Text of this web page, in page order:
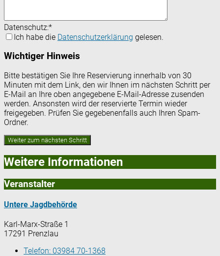
Datenschutz:*
Ich habe die Datenschutzerklärung gelesen.
Wichtiger Hinweis
Bitte bestätigen Sie Ihre Reservierung innerhalb von 30
Minuten mit dem Link, den wir Ihnen im nächsten Schritt per
E-Mail an Ihre oben angegebene E-Mail-Adresse zusenden
werden. Ansonsten wird der reservierte Termin wieder
freigegeben. Prüfen Sie gegebenenfalls auch Ihren Spam-
Ordner.
Weitere Informationen
Veranstalter
Untere Jagdbehörde
Karl-Marx-Straße 1
17291 Prenzlau
Telefon: 03984 70-1368